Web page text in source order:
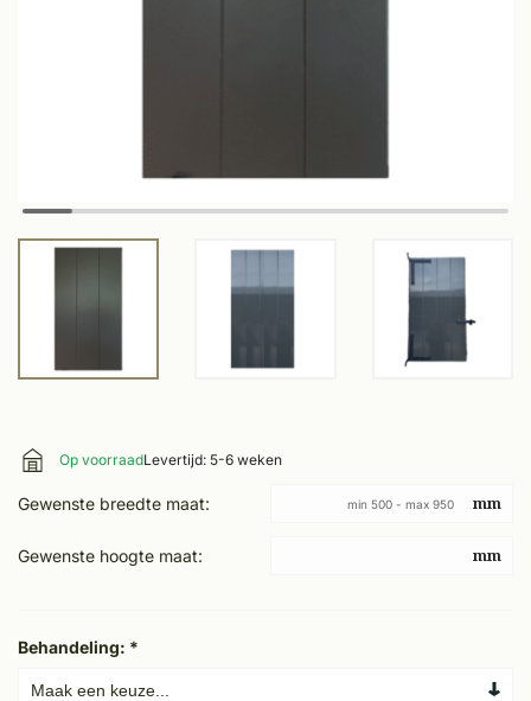
Op voorraadLevertijd: 5-6 weken
Gewenste breedte maat: min 500 - max 950
Gewenste hoogte maat:
Behandeling: *